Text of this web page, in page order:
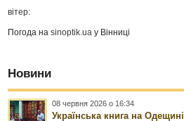
вітер:
Погода наsinoptik.ua у Вінниці
Новини
08 червня 2026 о 16:34
Українська книга на Одещині